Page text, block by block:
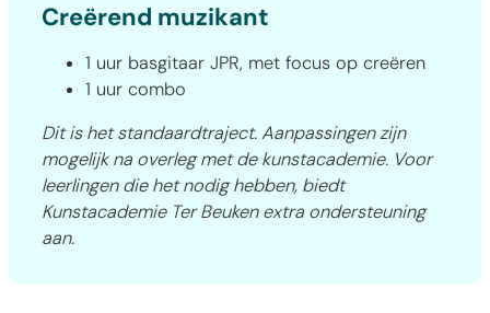
Creërend muzikant
1 uur basgitaar JPR, met focus op creëren
1 uur combo
Dit is het standaardtraject. Aanpassingen zijn
mogelijk na overleg met de kunstacademie. Voor
leerlingen die het nodig hebben, biedt
Kunstacademie Ter Beuken extra ondersteuning
aan.